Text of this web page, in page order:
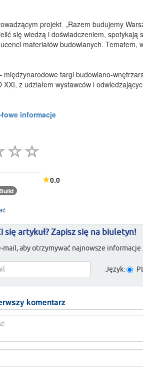
projekt „Razem budujemy
się wiedzą i doświadczeniem,
materiałów budowlanych. Tematem,
międzynarodowe targi budowlano-
XXI, z udziałem wystawców i
informacje
0.0
się artykuł? Zapisz się na biuletyn!
mail, aby otrzymywać najnowsze informacje
Język:
komentarz